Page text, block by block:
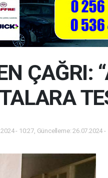
ÇAĞRI:
- 10:27, Güncelleme: 26.07.2024 -